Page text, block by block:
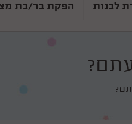
לבנות הפקת בר/בת